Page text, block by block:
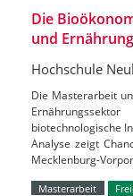
Die
und Ernährung
Hochschule
Die Masterarbeit
biotechnologische
Analyse zeigt
Mecklenburg-
Masterarbeit